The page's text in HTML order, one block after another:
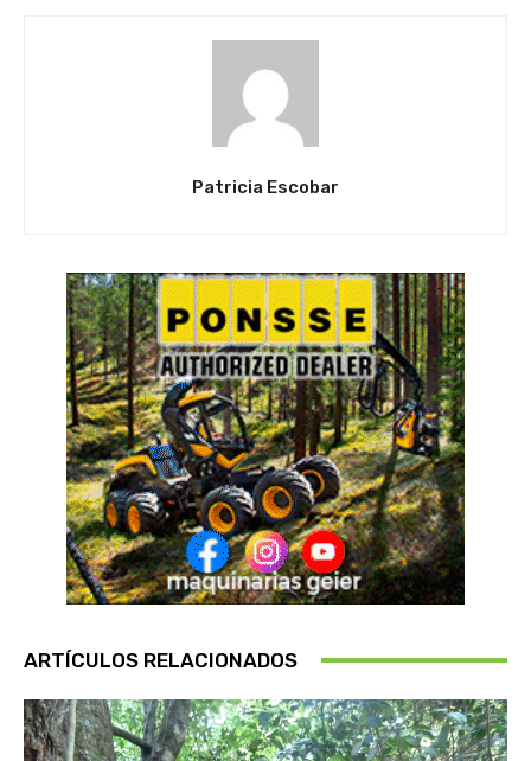
Patricia Escobar
ARTÍCULOS RELACIONADOS